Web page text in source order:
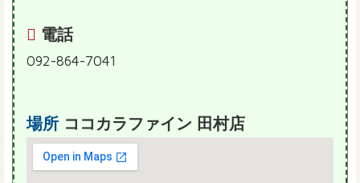
電話
092-864-7041
場所 ココカラファイン 田村店